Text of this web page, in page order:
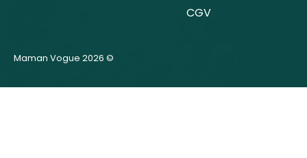
CGV
Maman Vogue 2026 ©